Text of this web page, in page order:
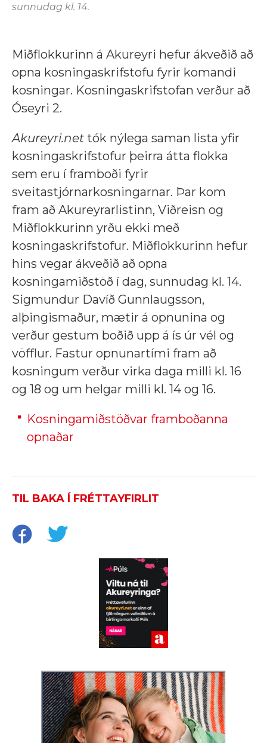
sunnudag kl. 14.
Miðflokkurinn á Akureyri hefur ákveðið að
opna kosningaskrifstofu fyrir komandi
kosningar. Kosningaskrifstofan verður að
Óseyri 2.
Akureyri.net tók nýlega saman lista yfir
kosningaskrifstofur þeirra átta flokka
sem eru í framboði fyrir
sveitastjórnarkosningarnar. Þar kom
fram að Akureyrarlistinn, Viðreisn og
Miðflokkurinn yrðu ekki með
kosningaskrifstofur. Miðflokkurinn hefur
hins vegar ákveðið að opna
kosningamiðstöð í dag, sunnudag kl. 14.
Sigmundur Davíð Gunnlaugsson,
alþingismaður, mætir á opnunina og
verður gestum boðið upp á ís úr vél og
vöfflur. Fastur opnunartími fram að
kosningum verður virka daga milli kl. 16
og 18 og um helgar milli kl. 14 og 16.
Kosningamiðstöðvar framboðanna
opnaðar
TIL BAKA Í FRÉTTAYFIRLIT